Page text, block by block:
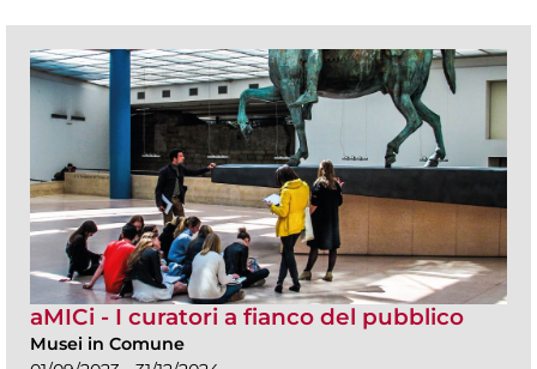
aMICi - I curatori a fianco del pubblico
Musei in Comune